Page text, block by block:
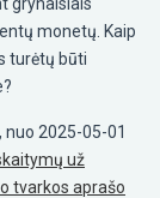
monetų. Kaip
turėtų būti
2025-05-01
už
tvarkos aprašo